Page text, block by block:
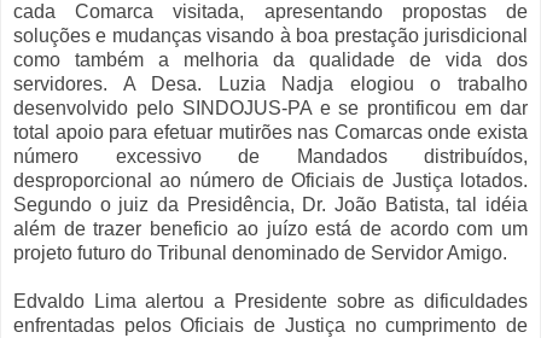
cada Comarca visitada, apresentando propostas de
soluções e mudanças visando à boa prestação jurisdicional
como também a melhoria da qualidade de vida dos
servidores. A Desa. Luzia Nadja elogiou o trabalho
desenvolvido pelo SINDOJUS-PA e se prontificou em dar
total apoio para efetuar mutirões nas Comarcas onde exista
número excessivo de Mandados distribuídos,
desproporcional ao número de Oficiais de Justiça lotados.
Segundo o juiz da Presidência, Dr. João Batista, tal idéia
além de trazer beneficio ao juízo está de acordo com um
projeto futuro do Tribunal denominado de Servidor Amigo.
Edvaldo Lima alertou a Presidente sobre as dificuldades
enfrentadas pelos Oficiais de Justiça no cumprimento de